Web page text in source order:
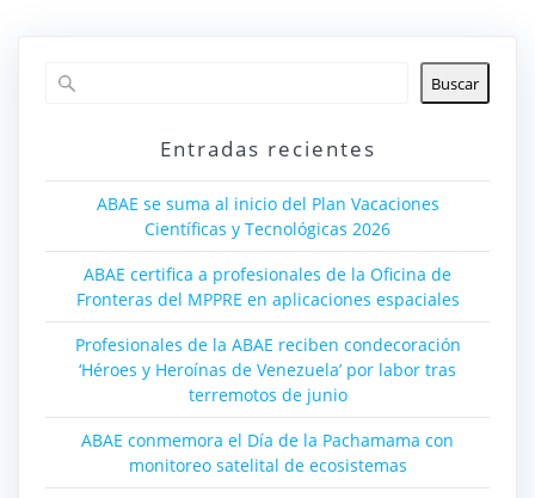
Buscar
Entradas recientes
ABAE se suma al inicio del Plan Vacaciones
Científicas y Tecnológicas 2026
ABAE certifica a profesionales de la Oficina de
Fronteras del MPPRE en aplicaciones espaciales
Profesionales de la ABAE reciben condecoración
‘Héroes y Heroínas de Venezuela’ por labor tras
terremotos de junio
ABAE conmemora el Día de la Pachamama con
monitoreo satelital de ecosistemas